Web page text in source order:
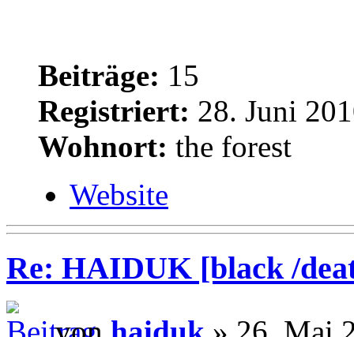
Beiträge: 15
Registriert: 28. Juni
Wohnort: the forest
Website
Re: HAIDUK [black /